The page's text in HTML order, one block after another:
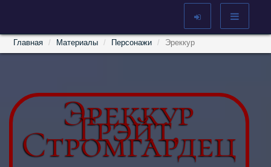
Главная Материалы Персонажи Эреккур
Эреккур
Грэйт,
Стромгардец